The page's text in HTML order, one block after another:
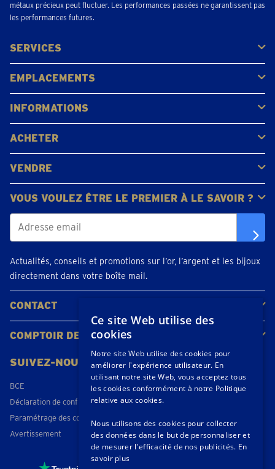
métaux précieux peut fluctuer. Les performances passées ne garantissent pas
les performances futures.
SERVICES
Acheter
Vendre
Vente aux enchères
EMPLACEMENTS
Gerpinnes
Liège
Namur
Waterloo
Woluwe-Saint-Lambert
Voir tous les emplacements
INFORMATIONS
FAQ
Avis clients
ACHETER
Acheter de l'or
Acheter des pièces
Acheter de l'argent
VENDRE
Bijoux en or
Pièces d'or
Lingots d'or
VOUS VOULEZ ÊTRE LE PREMIER À LE SAVOIR ?
Actualités, conseils et promotions sur l’or, l’argent et les bijoux
directement dans votre boîte mail.
CONTACT
Contacter
Planifiez votre rendez-vous
Emplacements
COMPTOIR DE L'OR
SUIVEZ-NOUS
BCE
Déclaration de confidentialité
Paramétrage des cookies
Avertissement
Ce site Web utilise des
cookies
Notre site Web utilise des cookies pour
améliorer l'expérience utilisateur. En
utilisant notre site Web, vous acceptez tous
les cookies conformément à notre Politique
relative aux cookies.
Nous utilisons des cookies pour collecter
des données dans le but de personnaliser et
de mesurer l'efficacité de nos publicités. En
savoir plus